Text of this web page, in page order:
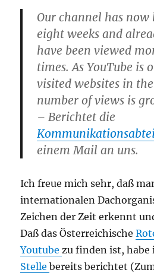
Our channel has now
eight weeks and
have been viewed
times. As YouTube is
visited websites in
number of views is
– Berichtet die
einem Mail an uns.
Ich freue mich sehr, daß
internationalen
Zeichen der Zeit erkennt
Daß das Österreichische
Youtube zu finden ist,
Stellebereits berichtet